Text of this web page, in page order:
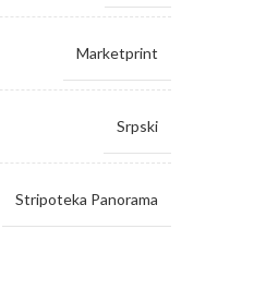
Marketprint
Srpski
Stripoteka Panorama